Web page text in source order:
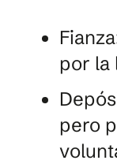
por la
pero